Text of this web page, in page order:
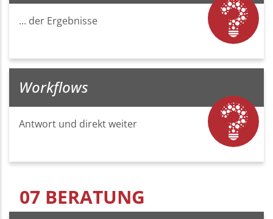
... der Ergebnisse
Workflows
Antwort und direkt weiter
07 BERATUNG